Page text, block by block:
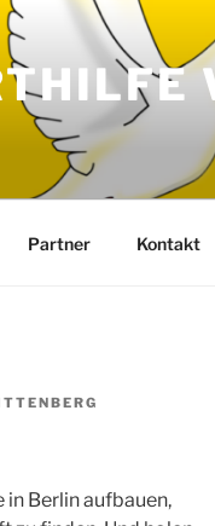
Partner Kontakt
Berlin aufbauen,